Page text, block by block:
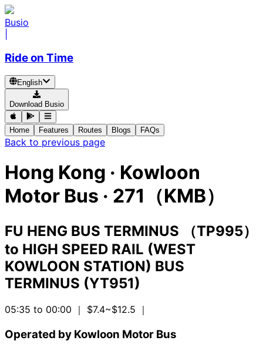
Busio
Ride on Time
English
Download Busio
Home Features Routes Blogs FAQs
Back to previous page
Hong Kong · Kowloon
Motor Bus · 271（KMB）
FU HENG BUS TERMINUS （TP995）
to HIGH SPEED RAIL (WEST
KOWLOON STATION) BUS
TERMINUS (YT951)
05:35 to 00:00 ｜ $7.4~$12.5 ｜
Operated by Kowloon Motor Bus